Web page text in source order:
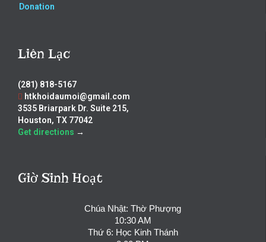
Donation
Liên Lạc
(281) 818-5167
htkhoidaumoi@gmail.com
3535 Briarpark Dr. Suite 215,
Houston, TX 77042
Get directions →
Giờ Sinh Hoạt
Chúa Nhật: Thờ Phượng
10:30 AM
Thứ 6: Học Kinh Thánh